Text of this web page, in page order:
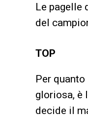
Le pagelle
del
TOP
Per
gloriosa, è
decide il